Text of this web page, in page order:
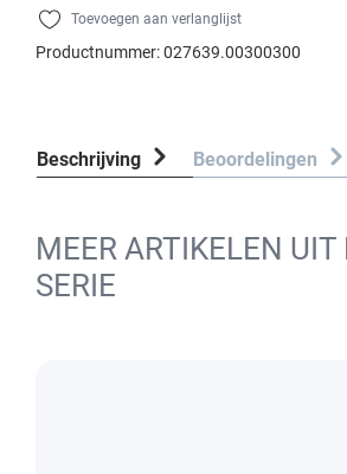
Toevoegen aan verlanglijst
Productnummer:027639.00300300
Beschrijving Beoordelingen
MEER ARTIKELEN UIT
SERIE